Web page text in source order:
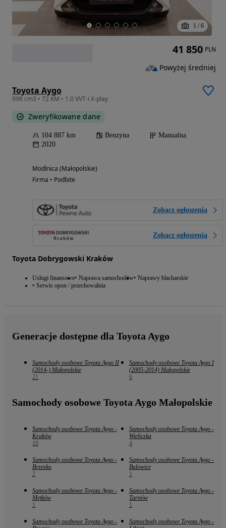
1 / 6
Toyota Aygo
998 cm3 • 72 KM • 1.0 VVT-i X-play
Zweryfikowane dane
104 887 km Benzyna
Manualna
2020
Modlnica (Małopolskie)
Firma • Podbite
Zobacz ogłoszenia
Zobacz ogłoszenia
Toyota Dobrygowski Kraków
Usługi finansowe Naprawa samochodów Naprawy blacharskie
Serwis opon / przechowalnia
41 850 PLN
Powyżej średniej
Generacje dostępne dla Toyota Aygo
Samochody osobowe Toyota Aygo II
(2014-) Małopolskie
21
Samochody osobowe Toyota Aygo I
(2005-2014) Małopolskie
6
Samochody osobowe Toyota Aygo Małopolskie
Samochody osobowe Toyota Aygo -
Kraków
10
Samochody osobowe Toyota Aygo -
Wieliczka
4
Samochody osobowe Toyota Aygo -
Brzesko
2
Samochody osobowe Toyota Aygo -
Bulowice
1
Samochody osobowe Toyota Aygo -
Mętków
1
Samochody osobowe Toyota Aygo -
Tarnów
1
Samochody osobowe Toyota Aygo -
Samochody osobowe Toyota Aygo -